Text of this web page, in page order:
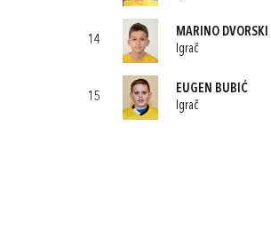
14
MARINO DVORSKI
Igrač
15
EUGEN BUBIĆ
Igrač